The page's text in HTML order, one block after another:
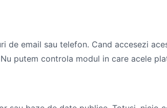
de email sau telefon. Cand accesezi
putem controla modul in care acele